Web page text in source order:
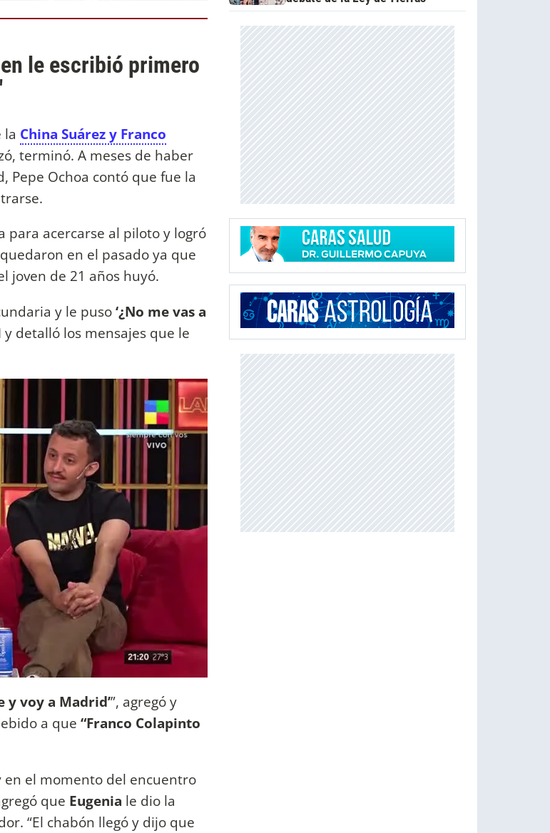
le escribió primero
la China Suárez y Franco
terminó. A meses de haber
Pepe Ochoa contó que fue la
para acercarse al piloto y logró
en el pasado ya que
joven de 21 años huyó.
y le puso‘¿No me vas a
detalló los mensajes que le
y voy a Madrid’”, agregó y
a que “Franco Colapinto
en el momento del encuentro
que Eugenia le dio la
“El chabón llegó y dijo que